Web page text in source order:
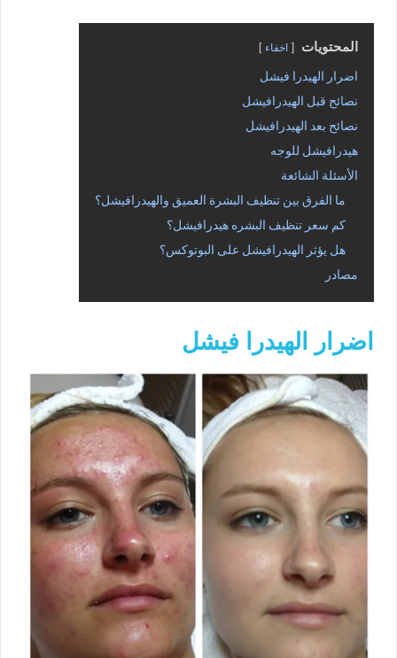
المحتويات اخفاء
اضرار الهيدرا فيشل
نصائح قبل الهيدرافيشل
نصائح بعد الهيدرافيشل
هيدرافيشل للوجه
الأسئلة الشائعة
ما الفرق بين تنظيف البشرة العميق والهيدرافيشل؟
كم سعر تنظيف البشره هيدرافيشل؟
هل يؤثر الهيدرافيشل على البوتوكس؟
مصادر
اضرار الهيدرا فيشل